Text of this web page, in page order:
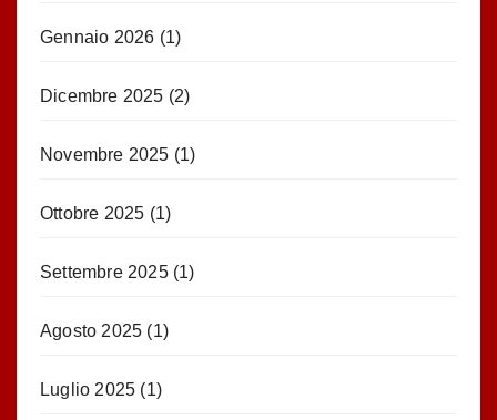
Gennaio 2026 (1)
Dicembre 2025 (2)
Novembre 2025 (1)
Ottobre 2025 (1)
Settembre 2025(1)
Agosto 2025 (1)
Luglio 2025 (1)